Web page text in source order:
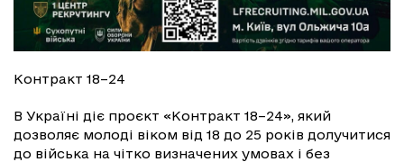
Контракт 18–24
В Україні діє проєкт «Контракт 18–24», який
дозволяє молоді віком від 18 до 25 років долучитися
до війська на чітко визначених умовах і без